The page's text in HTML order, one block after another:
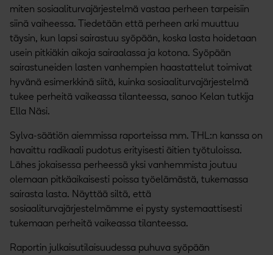
miten sosiaaliturvajärjestelmä vastaa perheen tarpeisiin
siinä vaiheessa. Tiedetään että perheen arki muuttuu
täysin, kun lapsi sairastuu syöpään, koska lasta hoidetaan
usein pitkiäkin aikoja sairaalassa ja kotona. Syöpään
sairastuneiden lasten vanhempien haastattelut toimivat
hyvänä esimerkkinä siitä, kuinka sosiaaliturvajärjestelmä
tukee perheitä vaikeassa tilanteessa, sanoo Kelan tutkija
Ella Näsi.
Sylva-säätiön aiemmissa raporteissa mm. THL:n kanssa on
havaittu radikaali pudotus erityisesti äitien työtuloissa.
Lähes jokaisessa perheessä yksi vanhemmista joutuu
olemaan pitkäaikaisesti poissa työelämästä, tukemassa
sairasta lasta. Näyttää siltä, että
sosiaaliturvajärjestelmämme ei pysty systemaattisesti
tukemaan perheitä vaikeassa tilanteessa.
Raportin julkaisutilaisuudessa puhuva syöpään